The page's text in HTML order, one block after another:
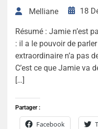
Melliane 18
Résumé : Jamie n’est
: il a le pouvoir de
extraordinaire n’a pas
C’est ce que Jamie va
[…]
Partager :
Facebook